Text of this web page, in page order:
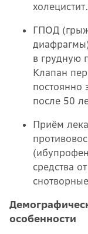
холецистит.
ГПОД
в грудную
Клапан
постоянно
после 50
Приём
средства
особенности